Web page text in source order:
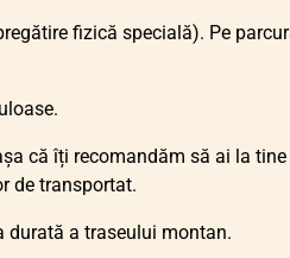
fizică specială). Pe
că îți recomandăm să ai la
de transportat.
durată a traseului montan.